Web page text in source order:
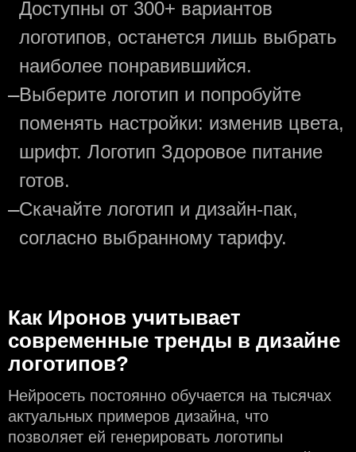
Доступны от 300+ вариантов
логотипов, останется лишь выбрать
наиболее понравившийся.
—Выберите логотип и попробуйте
поменять настройки: изменив цвета,
шрифт. Логотип Здоровое питание
готов.
—Скачайте логотип и дизайн-пак,
согласно выбранному тарифу.
Как Иронов учитывает
современные тренды в дизайне
логотипов?
Нейросеть постоянно обучается на тысячах
актуальных примеров дизайна, что
позволяет ей генерировать логотипы